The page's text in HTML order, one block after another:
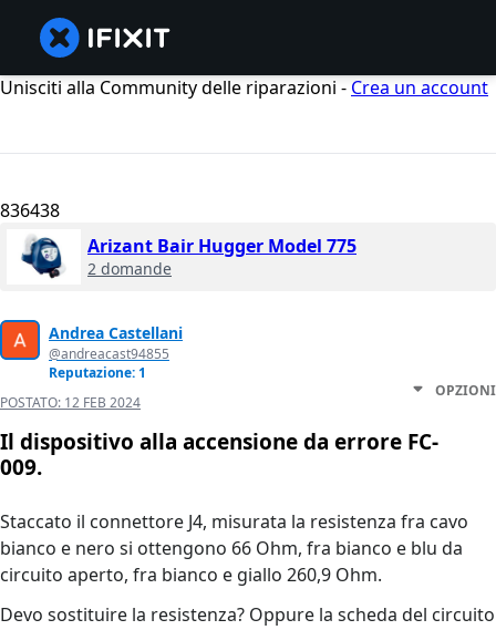
Unisciti alla Community delle riparazioni - Crea un account
836438
Arizant Bair Hugger Model 775
2 domande
Andrea Castellani
@andreacast94855
Reputazione: 1
POSTATO: 12 FEB 2024
OPZIONI
Il dispositivo alla accensione da errore FC-
009.
Staccato il connettore J4, misurata la resistenza fra cavo
bianco e nero si ottengono 66 Ohm, fra bianco e blu da
circuito aperto, fra bianco e giallo 260,9 Ohm.
Devo sostituire la resistenza? Oppure la scheda del circuito